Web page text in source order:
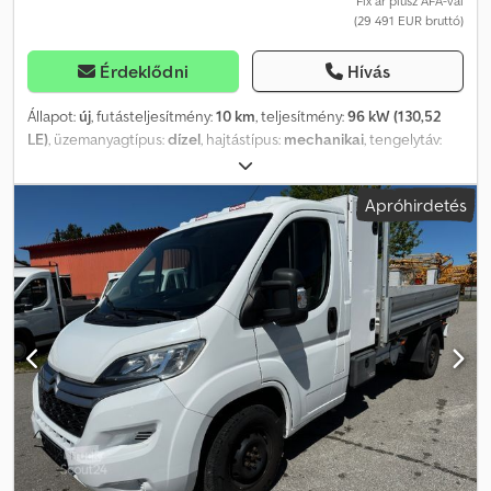
(29 491 EUR bruttó)
Érdeklődni Hívás
Állapot:új, futásteljesítmény:10 km, teljesítmény:96 kW (130,52
LE), üzemanyagtípus:dízel, hajtástípus: mechanikai, tengelytáv:
, saját tömeg:
teherbírás:545 kg, raktér hossza:4 753 mm, rakodótér szélesség:
, raktérmagasság:1 847 mm, kibocsátási osztály:Euro 6,
szín:szürke, vezetőfülke:egyéb , ülések száma:5, Gyártási év:
teljes hossz:1 930 mm, teljes szélesség: 1 850 mm
, üzemanyag:
dízel, Felszereltség: ABS, elektronikus stabilitásprogram (ESP),
fedélzeti számítógép, immobilizerrendszer, kipörgésgátló,
koromszűrő, ködlámpák, központi zár, légkondicionálás,
légterelő, légzsák, navigációs rendszer, parkolószenzorok,
szervokormány, tempomat, tolóajtó, ülésfűtés, Citroën Berlingo
XL MAX 1.5D 130 – készen az új kalandokra! Ez az új,
furgon/kisteherautó ötvözi a kalandvágyat a mindennapi
használhatósággal: a Citroën Berlingo XL MAX 1.5D 130 kivitelben
sok helyet kínál a felszerelésnek, a családnak vagy a spontán
kirándulásokhoz. Az elegáns, metál szürke szín kiemeli a modern
Apróhirdetés